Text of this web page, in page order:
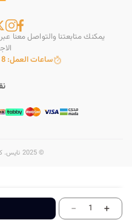
- 1 +
يمكنك متابعتنا والتواصل معنا
ساعات العمل: 8 صباحًا حتى 11 مساءًا
© 2025 نايس. كل الحقوق محفوظة